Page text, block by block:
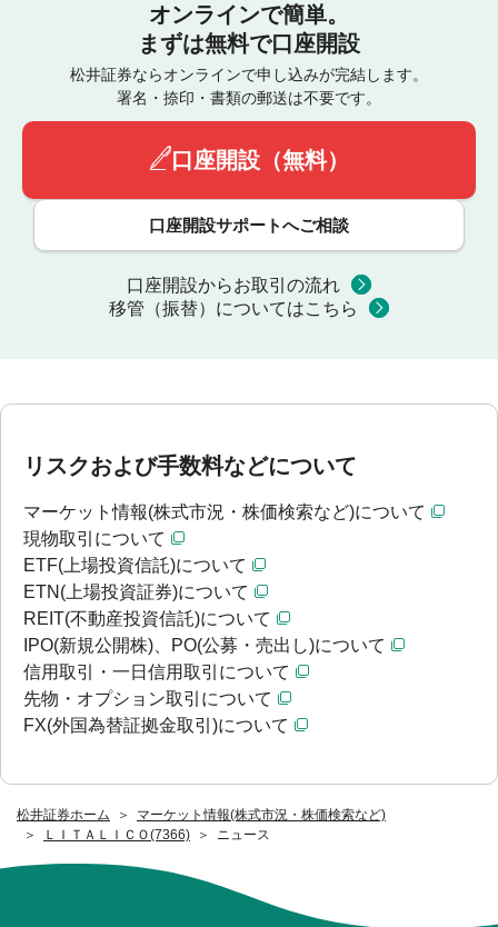
松井証券ホーム
マーケット情報(株式市況・株価検索など)
ＬＩＴＡＬＩＣＯ(7366)
ニュース
オンラインで簡単。
まずは無料で口座開設
松井証券ならオンラインで申し込みが完結します。
署名・捺印・書類の郵送は不要です。
口座開設（無料）
口座開設サポートへご相談
口座開設からお取引の流れ
移管（振替）についてはこちら
リスクおよび手数料などについて
マーケット情報(株式市況・株価検索など)について
現物取引について
ETF(上場投資信託)について
ETN(上場投資証券)について
REIT(不動産投資信託)について
IPO(新規公開株)、PO(公募・売出し)について
信用取引・一日信用取引について
先物・オプション取引について
FX(外国為替証拠金取引)について